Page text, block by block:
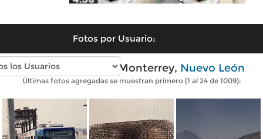
Fotos por Usuario:
Fotos antiguas de Monterrey, Nuevo León
Últimas fotos agregadas se muestran primero (1 al 24 de 1009):